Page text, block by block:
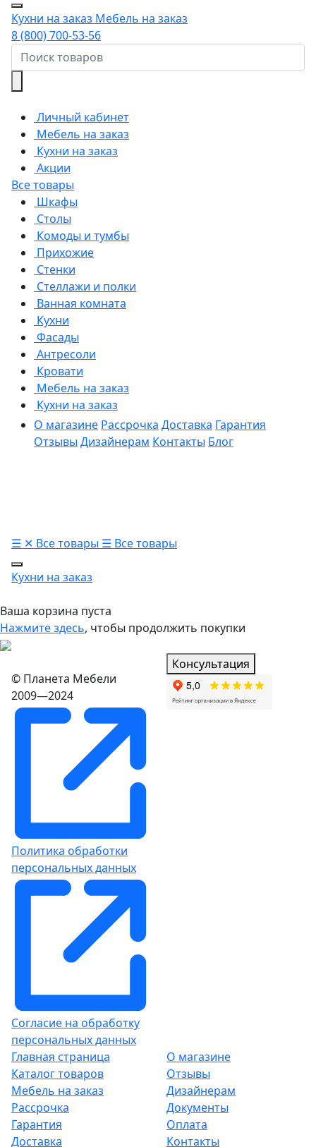
Кухни на заказ Мебель на заказ
8 (800) 700-53-56
Личный кабинет
Мебель на заказ
Кухни на заказ
Акции
Все товары
Шкафы
Столы
Комоды и тумбы
Прихожие
Стенки
Стеллажи и полки
Ванная комната
Кухни
Фасады
Антресоли
Кровати
Мебель на заказ
Кухни на заказ
О магазине Рассрочка Доставка Гарантия
Отзывы Дизайнерам Контакты Блог
☰ ✕ Все товары ☰ Все товары
Кухни на заказ
Ваша корзина пуста
Нажмите здесь, чтобы продолжить покупки
© Планета Мебели
2009—2024
Политика обработки
персональных данных
Согласие на обработку
персональных данных
Главная страница
Каталог товаров
Мебель на заказ
Рассрочка
Гарантия
О магазине
Отзывы
Дизайнерам
Документы
Оплата
Доставка
Контакты
Консультация